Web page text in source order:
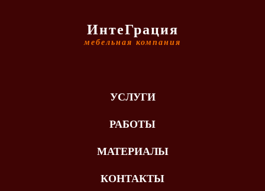
ИнтеГрация
мебельная компания
УСЛУГИ
РАБОТЫ
МАТЕРИАЛЫ
КОНТАКТЫ